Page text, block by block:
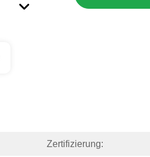
Zertifizierung: